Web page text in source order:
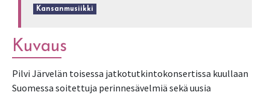
Kansanmusiikki
Kuvaus
Pilvi Järvelän toisessa jatkotutkintokonsertissa kuullaan
Suomessa soitettuja perinnesävelmiä sekä uusia